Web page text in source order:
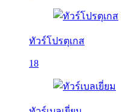
ทัวร์โปรตุเกส
18